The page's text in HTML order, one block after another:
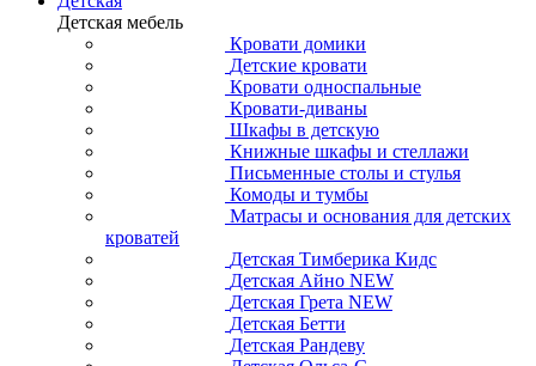
Детская мебель
Кровати домики
Детские кровати
Кровати односпальные
Кровати-диваны
Шкафы в детскую
Книжные шкафы и стеллажи
Письменные столы и стулья
Комоды и тумбы
Матрасы и основания для детских
кроватей
Детская Тимберика Кидс
Детская Айно NEW
Детская Грета NEW
Детская Бетти
Детская Рандеву